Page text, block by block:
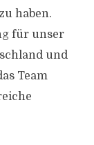
haben.
für unser
und
Team